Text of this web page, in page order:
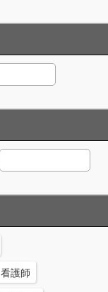
看護師